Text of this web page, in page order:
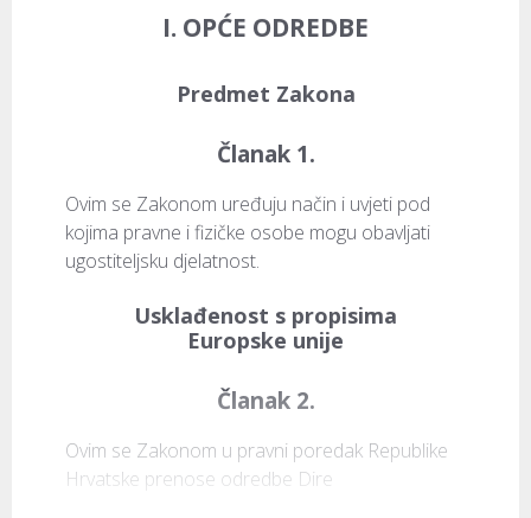
I. OPĆE ODREDBE
Predmet Zakona
Članak 1.
Ovim se Zakonom uređuju način i uvjeti pod
kojima pravne i fizičke osobe mogu obavljati
ugostiteljsku djelatnost.
Usklađenost s propisima
Europske unije
Članak 2.
Ovim se Zakonom u pravni poredak Republike
Hrvatske prenose odredbe Dire